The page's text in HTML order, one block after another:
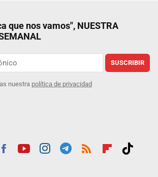
que nos vamos", NUESTRA
SUSCRIBIR
nuestra política de privacidad